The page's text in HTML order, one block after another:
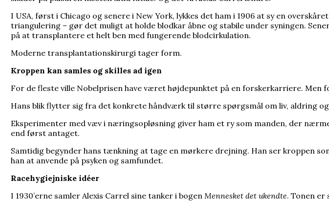
I USA, først i Chicago og senere i New York, lykkes det ham i 1906 at sy en
triangulering – gør det muligt at holde blodkar åbne og stabile under syningen.
på at transplantere et helt ben med fungerende blodcirkulation.
Moderne transplantationskirurgi tager form.
Kroppen kan samles og skilles ad igen
For de fleste ville Nobelprisen have været højdepunktet på en forskerkarriere. Men
Hans blik flytter sig fra det konkrete håndværk til større spørgsmål om liv, aldring
Eksperimenter med væv i næringsopløsning giver ham et ry som manden, der
end først antaget.
Samtidig begynder hans tænkning at tage en mørkere drejning. Han ser kroppen
han at anvende på psyken og samfundet.
Racehygiejniske idéer
I 1930’erne samler Alexis Carrel sine tanker i bogen Mennesket det ukendte. Tonen er